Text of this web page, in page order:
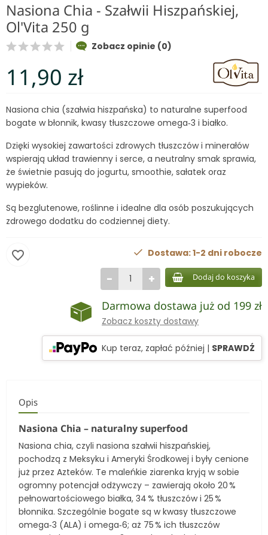
Nasiona Chia - Szałwii Hiszpańskiej,
Ol'Vita 250 g
Zobacz opinie (0)
11,90 zł
Nasiona chia (szałwia hiszpańska) to naturalne superfood
bogate w błonnik, kwasy tłuszczowe omega‑3 i białko.
Dzięki wysokiej zawartości zdrowych tłuszczów i minerałów
wspierają układ trawienny i serce, a neutralny smak sprawia,
że świetnie pasują do jogurtu, smoothie, sałatek oraz
wypieków.
Są bezglutenowe, roślinne i idealne dla osób poszukujących
zdrowego dodatku do codziennej diety.
Dostawa: 1-2 dni robocze
+
− Dodaj do koszyka
favorite_border
Darmowa dostawa już od 199 zł
Zobacz koszty dostawy
Kup teraz, zapłać później | SPRAWDŹ
Opis
Nasiona Chia – naturalny superfood
Nasiona chia, czyli nasiona szałwii hiszpańskiej,
pochodzą z Meksyku i Ameryki Środkowej i były cenione
już przez Azteków. Te maleńkie ziarenka kryją w sobie
ogromny potencjał odżywczy – zawierają około 20 %
pełnowartościowego białka, 34 % tłuszczów i 25 %
błonnika. Szczególnie bogate są w kwasy tłuszczowe
omega‑3 (ALA) i omega‑6; aż 75 % ich tłuszczów